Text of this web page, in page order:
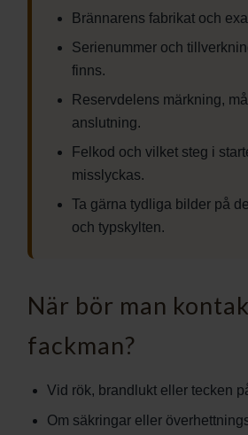
Brännarens fabrikat och
Serienummer och
finns.
Reservdelens märkning,
anslutning.
Felkod och vilket steg i
misslyckas.
Ta gärna tydliga bilder på
och typskylten.
När bör man
fackman?
Vid rök, brandlukt eller tecken
Om säkringar eller